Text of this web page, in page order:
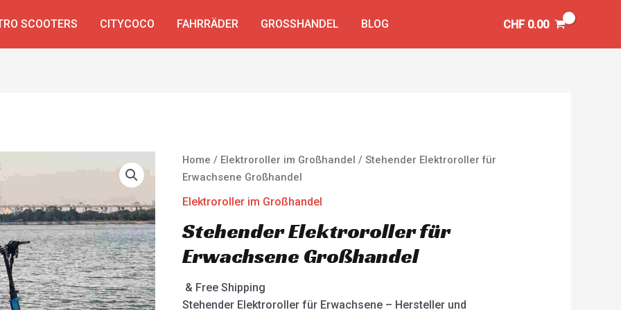
SCOOTERS CITYCOCO FAHRRÄDER GROSSHANDEL BLOG CHF0.00
Home / Elektroroller im Großhandel / Stehender Elektroroller für
Erwachsene Großhandel
Elektroroller im Großhandel
Stehender Elektroroller für
Erwachsene Großhandel
& Free Shipping
Stehender Elektroroller für Erwachsene – Hersteller und